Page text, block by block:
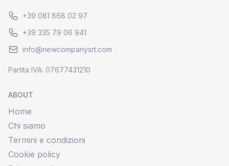
ABOUT
Home
Chi siamo
Termini e condizioni
Cookie policy
+39 081 868 02 97
+39 335 79 06 941
info@newcompanysrt.com
Partita IVA: 07677431210